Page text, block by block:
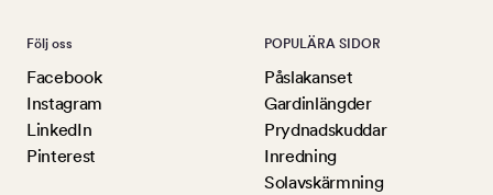
Följ oss
Facebook
Instagram
LinkedIn
Pinterest
POPULÄRA SIDOR
Påslakanset
Gardinlängder
Prydnadskuddar
Inredning
Solavskärmning